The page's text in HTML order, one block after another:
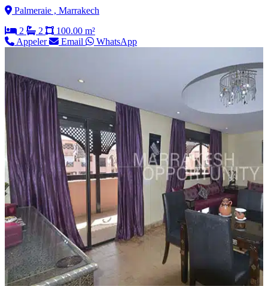
Palmeraie , Marrakech
2
2
100.00 m²
Appeler
Email WhatsApp